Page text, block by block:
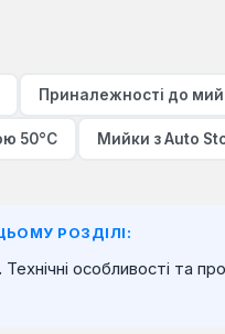
Приналежності до
50°C Мийки з Auto
РОЗДІЛІ:
Технічні особливості та